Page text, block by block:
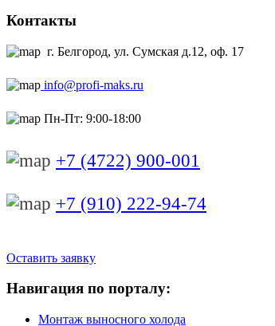
Контакты
г. Белгород, ул. Сумская д.12, оф. 17
info@profi-maks.ru
Пн-Пт: 9:00-18:00
+7 (4722) 900-001
+7 (910) 222-94-74
Оставить заявку
Навигация по порталу:
Монтаж выносного холода